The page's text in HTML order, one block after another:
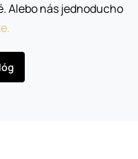
Alebo nás jednoducho